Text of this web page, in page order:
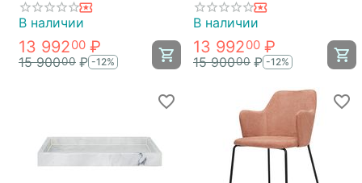
В наличии
13 99200 ₽
15 90000 ₽ -12%
В наличии
13 99200 ₽
15 90000 ₽ -12%